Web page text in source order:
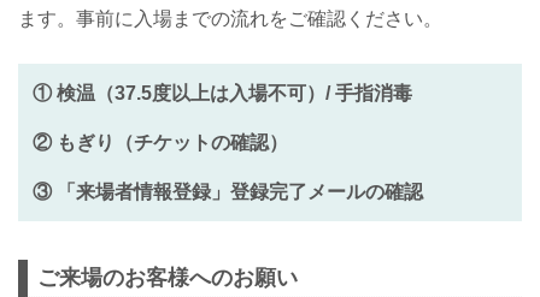
ます。事前に入場までの流れをご確認ください。
① 検温（37.5度以上は入場不可）/ 手指消毒
② もぎり（チケットの確認）
③ 「来場者情報登録」登録完了メールの確認
ご来場のお客様へのお願い